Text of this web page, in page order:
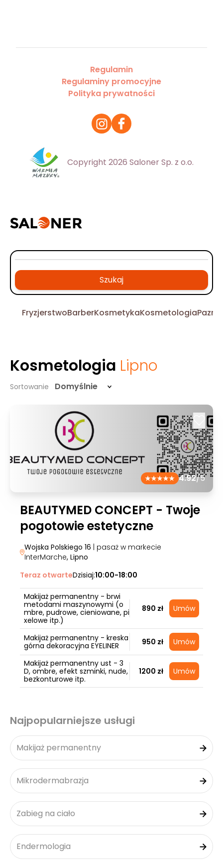
Regulamin
Regulaminy promocyjne
Polityka prywatności
Copyright 2026 Saloner Sp. z o.o.
Szukaj
FryzjerstwoBarberKosmetykaKosmetologia
Kosmetologia Lipno
Sortowanie Domyślnie
4.92/5
BEAUTYMED CONCEPT - Twoje
pogotowie estetyczne
Wojska Polskiego 16 | pasaż w markecie
InterMarche, Lipno
Teraz otwarteDzisiaj:10:00-18:00
Makijaż permanentny - brwi
metodami maszynowymi (o
mbre, pudrowe, cieniowane, pi
xelowe itp.)
890 zł Umów
Makijaż permanentny - kreska
górna dekoracyjna EYELINER
950 zł Umów
Makijaż permanentny ust - 3
D, ombre, efekt szminki, nude,
bezkonturowe itp.
1200 zł Umów
Najpopularniejsze usługi
Makijaż permanentny
Mikrodermabrazja
Zabieg na ciało
Endermologia